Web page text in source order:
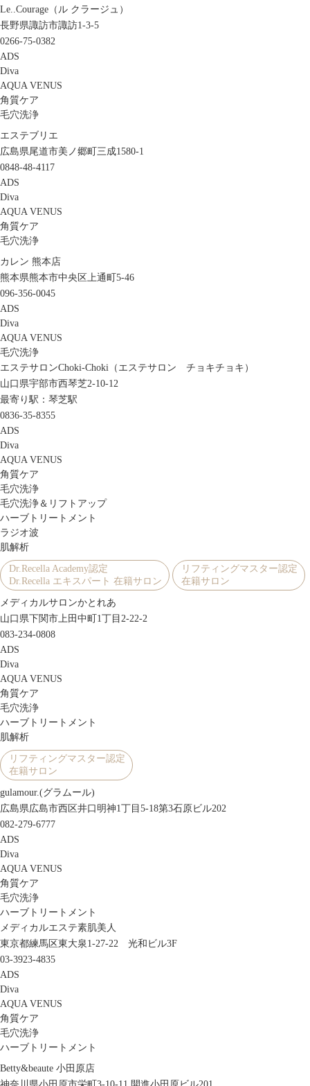
Le..Courage（ル クラージュ）
長野県諏訪市諏訪1-3-5
0266-75-0382
ADS
Diva
AQUA VENUS
角質ケア
毛穴洗浄
エステブリエ
広島県尾道市美ノ郷町三成1580-1
0848-48-4117
ADS
Diva
AQUA VENUS
角質ケア
毛穴洗浄
カレン 熊本店
熊本県熊本市中央区上通町5-46
096-356-0045
ADS
Diva
AQUA VENUS
毛穴洗浄
エステサロンChoki-Choki（エステサロン チョキチョキ）
山口県宇部市西琴芝2-10-12
最寄り駅：琴芝駅
0836-35-8355
ADS
Diva
AQUA VENUS
角質ケア
毛穴洗浄
毛穴洗浄＆リフトアップ
ハーブトリートメント
ラジオ波
肌解析
Dr.Recella Academy認定
Dr.Recella エキスパート 在籍サロン
リフティングマスター認定
在籍サロン
メディカルサロンかとれあ
山口県下関市上田中町1丁目2-22-2
083-234-0808
ADS
Diva
AQUA VENUS
角質ケア
毛穴洗浄
ハーブトリートメント
肌解析
リフティングマスター認定
在籍サロン
gulamour.(グラムール)
広島県広島市西区井口明神1丁目5-18第3石原ビル202
082-279-6777
ADS
Diva
AQUA VENUS
角質ケア
毛穴洗浄
ハーブトリートメント
メディカルエステ素肌美人
東京都練馬区東大泉1-27-22 光和ビル3F
03-3923-4835
ADS
Diva
AQUA VENUS
角質ケア
毛穴洗浄
ハーブトリートメント
Betty&beaute 小田原店